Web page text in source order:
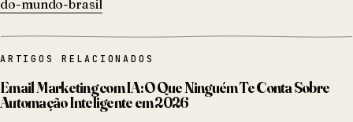
do-mundo-brasil
ARTIGOS RELACIONADOS
Email Marketing com IA: O Que Ninguém Te Conta Sobre
Automação Inteligente em 2026